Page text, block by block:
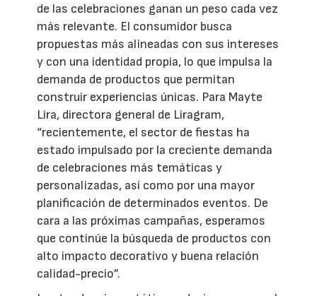
de las celebraciones ganan un peso cada vez
más relevante. El consumidor busca
propuestas más alineadas con sus intereses
y con una identidad propia, lo que impulsa la
demanda de productos que permitan
construir experiencias únicas. Para Mayte
Lira, directora general de Liragram,
“recientemente, el sector de fiestas ha
estado impulsado por la creciente demanda
de celebraciones más temáticas y
personalizadas, así como por una mayor
planificación de determinados eventos. De
cara a las próximas campañas, esperamos
que continúe la búsqueda de productos con
alto impacto decorativo y buena relación
calidad-precio”.